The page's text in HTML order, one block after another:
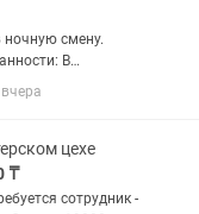
ночную смену.
В
Tortishnaya
цехе
₸